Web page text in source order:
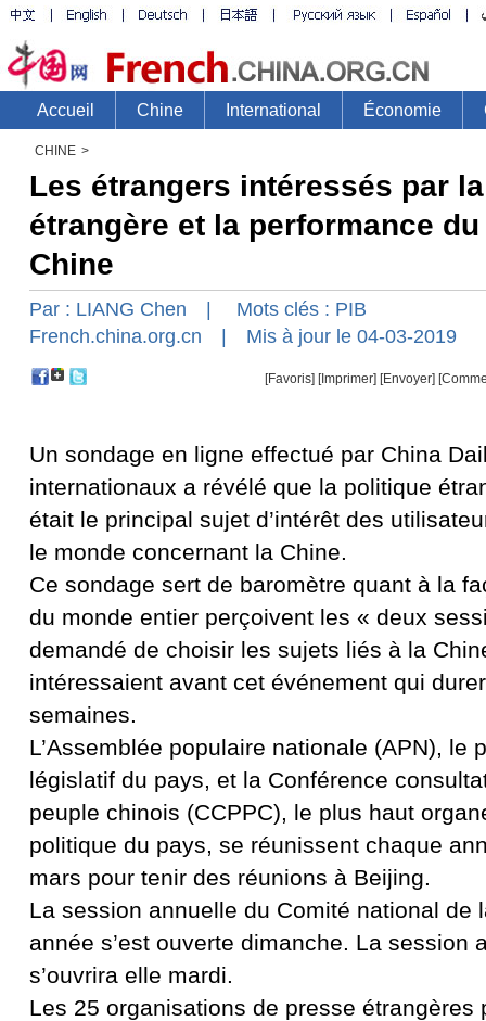
CHINE >
Les étrangers intéressés par
étrangère et la performance
Chine
Par : LIANG Chen | Mots clés : PIB
French.china.org.cn | Mis à jour le 04-03-2019
[Favoris] [Imprimer] [Envoyer]
Un sondage en ligne effectué par China
internationaux a révélé que la politique
était le principal sujet d’intérêt des
le monde concernant la Chine.
Ce sondage sert de baromètre quant à la
du monde entier perçoivent les « deux
demandé de choisir les sujets liés à la
intéressaient avant cet événement qui
semaines.
L’Assemblée populaire nationale (APN), le
législatif du pays, et la Conférence
peuple chinois (CCPPC), le plus haut
politique du pays, se réunissent chaque
mars pour tenir des réunions à Beijing.
La session annuelle du Comité national de
année s’est ouverte dimanche. La session
s’ouvrira elle mardi.
Les 25 organisations de presse étrangères